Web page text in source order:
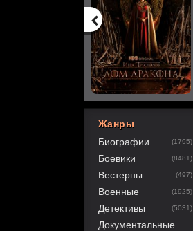
60
1 2 3 4
Жанры
Биографии
(1795)
Боевики (8481)
Вестерны (497)
Военные (1925)
Детективы (5031)
Документальные